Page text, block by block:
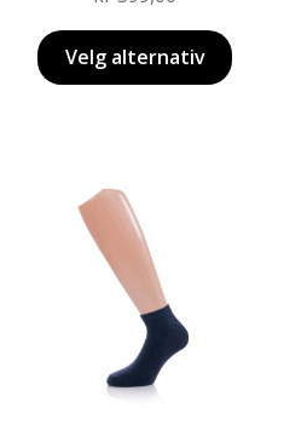
Velg alternativ
produktet
har
flere
varianter.
Alternativene
kan
velges